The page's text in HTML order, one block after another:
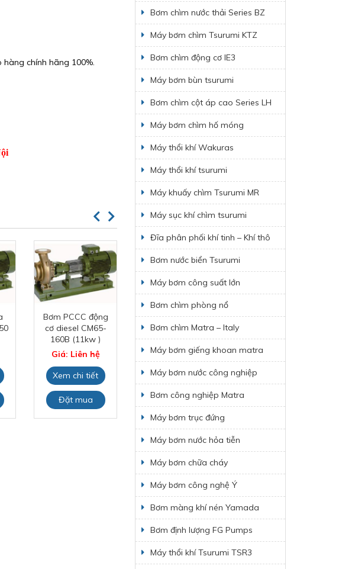
hàng chính hãng 100%.
Bơm PCCC động
cơ diesel CM65-
160B (11kw )
Giá: Liên hệ
Xem chi tiết
Đặt mua
Máy bơm chữa
cháy NCB40 –
250ND
Giá: Liên hệ
Xem chi tiết
Đặt mua
Bơm PCCC động
suất 75kw
Giá: Liên hệ
Xem chi tiết
Bơm chìm nước thải Series BZ
Máy bơm chìm Tsurumi KTZ
Bơm chìm động cơ IE3
Máy bơm bùn tsurumi
Bơm chìm cột áp cao Series LH
Máy bơm chìm hố móng
Máy thổi khí Wakuras
Máy thổi khí tsurumi
Máy khuấy chìm Tsurumi MR
Máy sục khí chìm tsurumi
Đĩa phân phối khí tinh – Khí thô
Bơm nước biển Tsurumi
Máy bơm công suất lớn
Bơm chìm phòng nổ
Bơm chìm Matra – Italy
Máy bơm giếng khoan matra
Máy bơm nước công nghiệp
Bơm công nghiệp Matra
Máy bơm trục đứng
Máy bơm nước hỏa tiễn
Máy bơm chữa cháy
Máy bơm công nghệ Ý
Bơm màng khí nén Yamada
Bơm định lượng FG Pumps
Máy thổi khí Tsurumi TSR3